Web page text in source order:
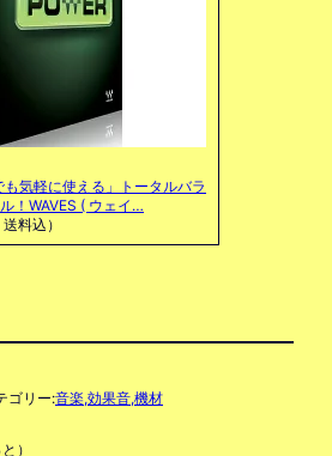
気軽に使える」トータルバラ
！WAVES ( ウェイ…
料込）
ゴリー:音楽,効果音,機材
）